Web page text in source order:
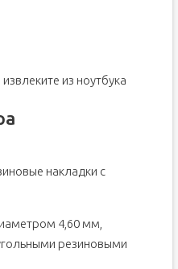
из ноутбука
накладки с
4,60 мм,
резиновыми